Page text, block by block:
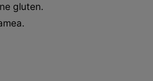
gluten.